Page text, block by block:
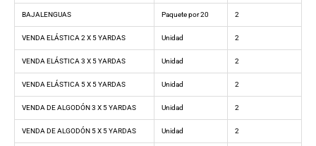
BAJALENGUAS Paquete por 20 2
VENDA ELÁSTICA 2 X 5 YARDAS Unidad 2
VENDA ELÁSTICA 3 X 5 YARDAS Unidad 2
VENDA ELÁSTICA 5 X 5 YARDAS Unidad 2
VENDA DE ALGODÓN 3 X 5 YARDAS Unidad 2
VENDA DE ALGODÓN 5 X 5 YARDAS Unidad 2